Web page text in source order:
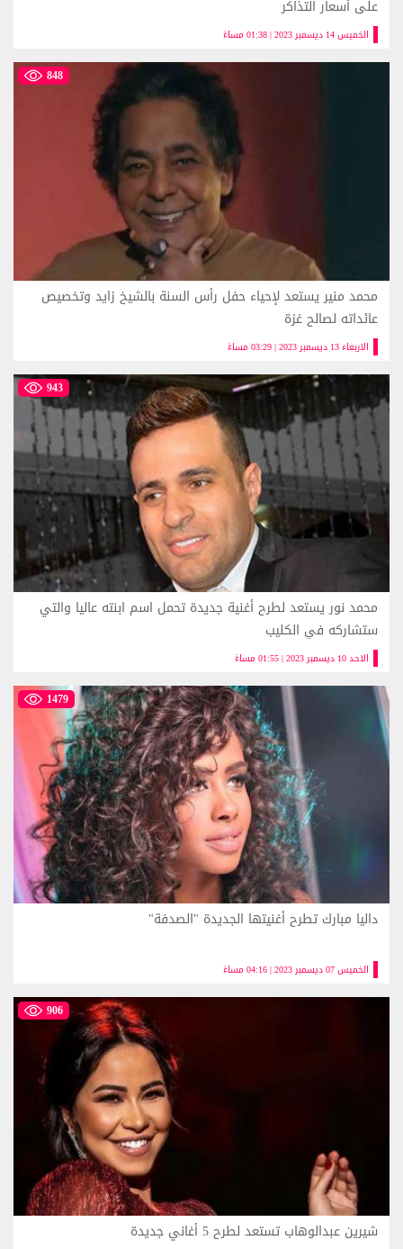
الخميس 14 ديسمبر 2023 | 01:38 مساءً
على أسعار التذاكر
848
الاربعاء 13 ديسمبر 2023 | 03:29 مساءً
محمد منير يستعد لإحياء حفل رأس السنة بالشيخ زايد وتخصيص
عائداته لصالح غزة
943
الاحد 10 ديسمبر 2023 | 01:55 مساءً
محمد نور يستعد لطرح أغنية جديدة تحمل اسم ابنته عاليا والتي
ستشاركه في الكليب
1479
الخميس 07 ديسمبر 2023 | 04:16 مساءً
داليا مبارك تطرح أغنيتها الجديدة "الصدفة"
906
شيرين عبدالوهاب تستعد لطرح 5 أغاني جديدة